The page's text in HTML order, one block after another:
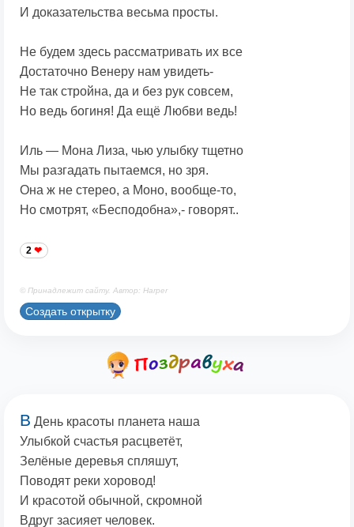
И доказательства весьма просты.
Не будем здесь рассматривать их все
Достаточно Венеру нам увидеть-
Не так стройна, да и без рук совсем,
Но ведь богиня! Да ещё Любви ведь!
Иль — Мона Лиза, чью улыбку тщетно
Мы разгадать пытаемся, но зря.
Она ж не стерео, а Моно, вообще-то,
Но смотрят, «Бесподобна»,- говорят..
2
© Принадлежит сайту. Автор: Harper
Создать открытку
В День красоты планета наша
Улыбкой счастья расцветёт,
Зелёные деревья спляшут,
Поводят реки хоровод!
И красотой обычной, скромной
Вдруг засияет человек.